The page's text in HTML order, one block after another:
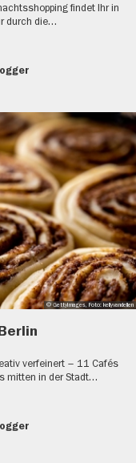
findet Ihr in
durch die…
© GettyImages, Foto: kellyvandellen
verfeinert – 11 Cafés
mitten in der Stadt…